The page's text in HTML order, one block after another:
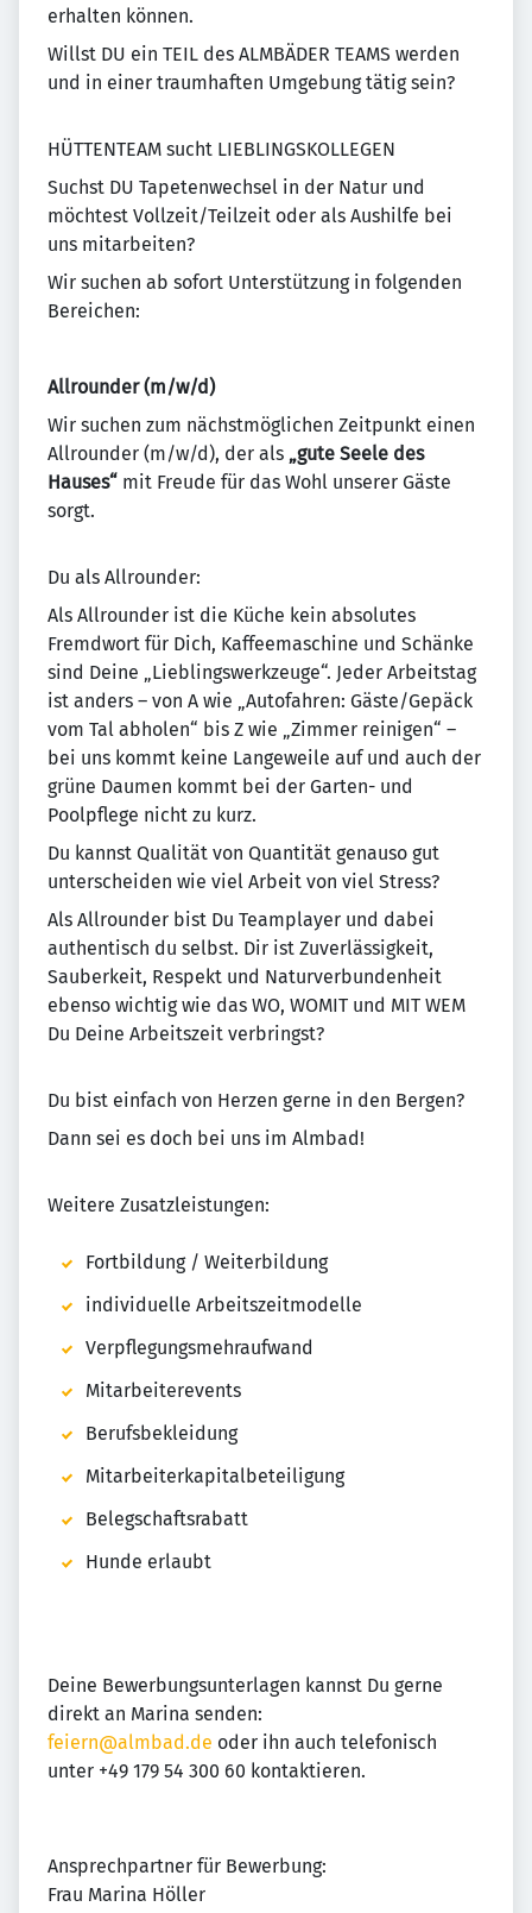
erhalten können.
Willst DU ein TEIL des ALMBÄDER TEAMS werden
und in einer traumhaften Umgebung tätig sein?
HÜTTENTEAM sucht LIEBLINGSKOLLEGEN
Suchst DU Tapetenwechsel in der Natur und
möchtest Vollzeit/Teilzeit oder als Aushilfe bei
uns mitarbeiten?
Wir suchen ab sofort Unterstützung in folgenden
Bereichen:
Allrounder (m/w/d)
Wir suchen zum nächstmöglichen Zeitpunkt einen
Allrounder (m/w/d), der als „gute Seele des
Hauses“ mit Freude für das Wohl unserer Gäste
sorgt.
Du als Allrounder:
Als Allrounder ist die Küche kein absolutes
Fremdwort für Dich, Kaffeemaschine und Schänke
sind Deine „Lieblingswerkzeuge“. Jeder Arbeitstag
ist anders – von A wie „Autofahren: Gäste/Gepäck
vom Tal abholen“ bis Z wie „Zimmer reinigen“ –
bei uns kommt keine Langeweile auf und auch der
grüne Daumen kommt bei der Garten- und
Poolpflege nicht zu kurz.
Du kannst Qualität von Quantität genauso gut
unterscheiden wie viel Arbeit von viel Stress?
Als Allrounder bist Du Teamplayer und dabei
authentisch du selbst. Dir ist Zuverlässigkeit,
Sauberkeit, Respekt und Naturverbundenheit
ebenso wichtig wie das WO, WOMIT und MIT WEM
Du Deine Arbeitszeit verbringst?
Du bist einfach von Herzen gerne in den Bergen?
Dann sei es doch bei uns im Almbad!
Weitere Zusatzleistungen:
Fortbildung / Weiterbildung
individuelle Arbeitszeitmodelle
Verpflegungsmehraufwand
Mitarbeiterevents
Berufsbekleidung
Mitarbeiterkapitalbeteiligung
Belegschaftsrabatt
Hunde erlaubt
Deine Bewerbungsunterlagen kannst Du gerne
direkt an Marina senden:
feiern@almbad.de oder ihn auch telefonisch
unter +49 179 54 300 60 kontaktieren.
Ansprechpartner für Bewerbung:
Frau Marina Höller